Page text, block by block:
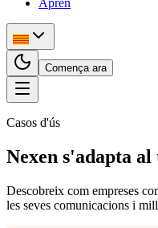
Aprèn
Comença ara
Casos d'ús
Nexen s'adapta al
Descobreix com empreses
les seves comunicacions i